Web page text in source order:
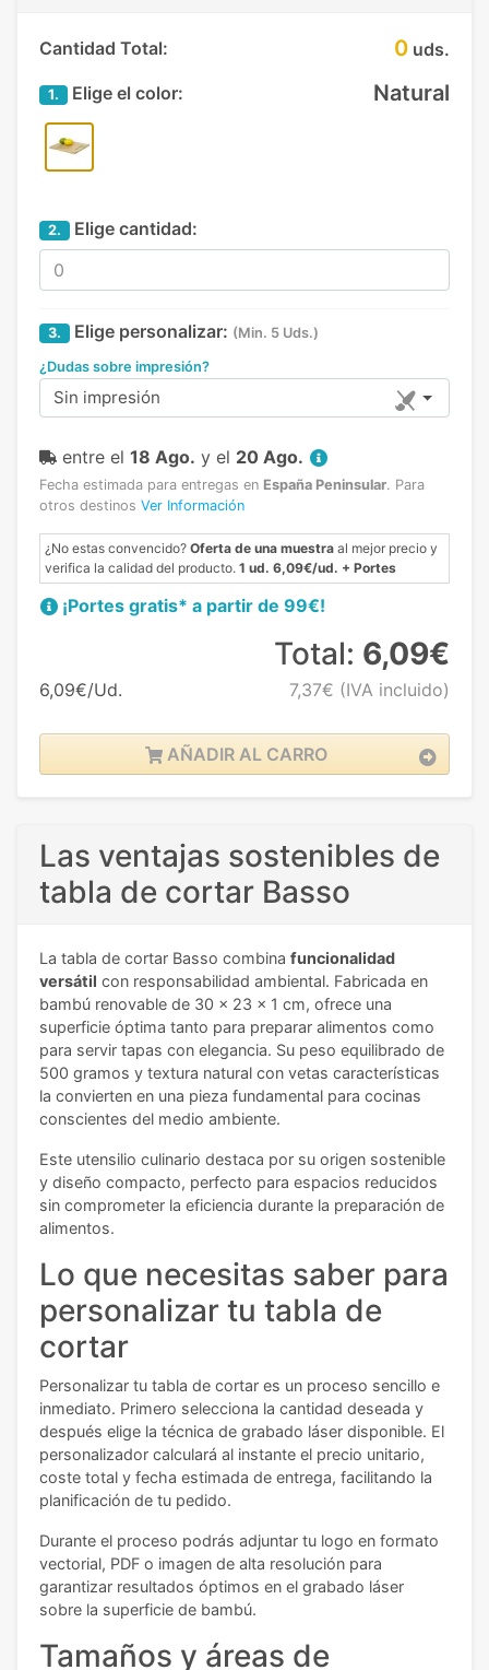
Cantidad Total: 0 uds.
1. Elige el color: Natural
2. Elige cantidad:
3. Elige personalizar: (Min. 5 Uds.)
¿Dudas sobre impresión?
Sin impresión
entre el 18 Ago. y el 20 Ago.
Fecha estimada para entregas en España Peninsular. Para
otros destinos Ver Información
¿No estas convencido? Oferta de una muestra al mejor precio y
verifica la calidad del producto. 1 ud. 6,09€/ud. + Portes
¡Portes gratis* a partir de 99€!
6,09€/Ud.
Total: 6,09€
7,37€ (IVA incluido)
AÑADIR AL CARRO
Las ventajas sostenibles de
tabla de cortar Basso
La tabla de cortar Basso combina funcionalidad
versátil con responsabilidad ambiental. Fabricada en
bambú renovable de 30 x 23 x 1 cm, ofrece una
superficie óptima tanto para preparar alimentos como
para servir tapas con elegancia. Su peso equilibrado de
500 gramos y textura natural con vetas características
la convierten en una pieza fundamental para cocinas
conscientes del medio ambiente.
Este utensilio culinario destaca por su origen sostenible
y diseño compacto, perfecto para espacios reducidos
sin comprometer la eficiencia durante la preparación de
alimentos.
Lo que necesitas saber para
personalizar tu tabla de
cortar
Personalizar tu tabla de cortar es un proceso sencillo e
inmediato. Primero selecciona la cantidad deseada y
después elige la técnica de grabado láser disponible. El
personalizador calculará al instante el precio unitario,
coste total y fecha estimada de entrega, facilitando la
planificación de tu pedido.
Durante el proceso podrás adjuntar tu logo en formato
vectorial, PDF o imagen de alta resolución para
garantizar resultados óptimos en el grabado láser
sobre la superficie de bambú.
Tamaños y áreas de